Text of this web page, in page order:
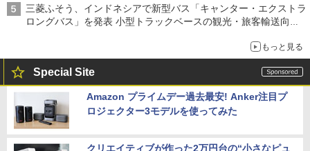
三菱ふそう、インドネシアで新型バス「キャンター・エクストラ
ロングバス」を発表 小型トラックベースの観光・旅客輸送向け
もっと見る
Special Site
Amazon プライムデー過去最安! Anker注目プ
ロジェクター3モデルを使ってみた
クリエイティブが作った2万円台の“小さなピュ